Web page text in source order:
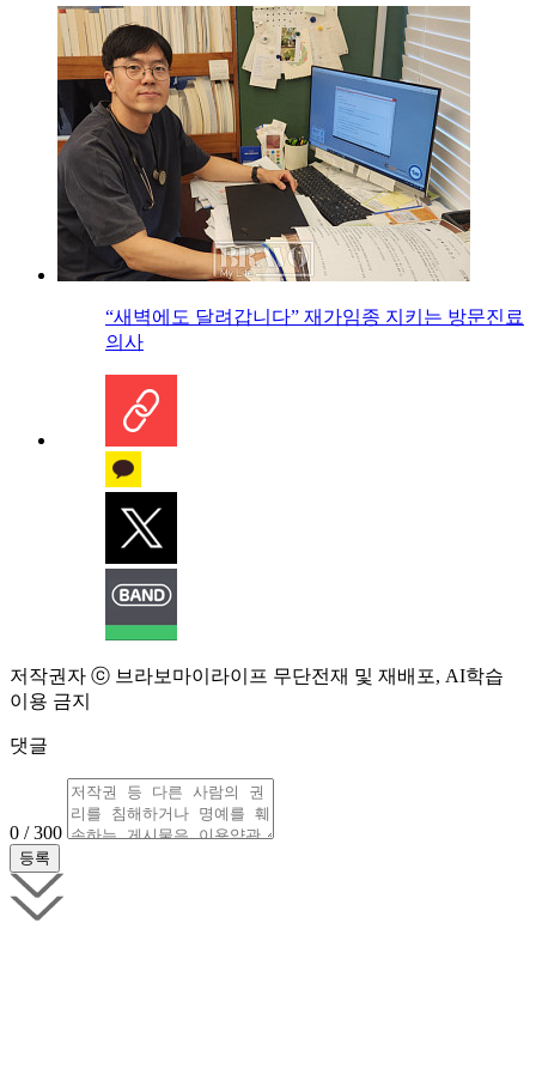
“새벽에도 달려갑니다” 재가임종 지키는 방문진료
의사
저작권자 ⓒ 브라보마이라이프 무단전재 및 재배포, AI학습
이용 금지
댓글
0 / 300